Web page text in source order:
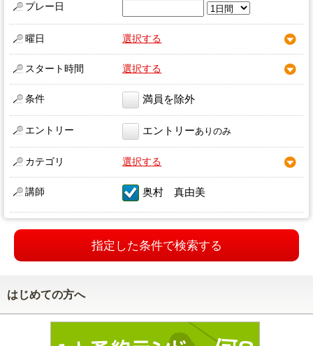
プレー日
曜日 選択する
スタート時間 選択する
条件 満員を除外
エントリー エントリーありのみ
カテゴリ 選択する
講師 奥村 真由美
指定した条件で検索する
はじめての方へ